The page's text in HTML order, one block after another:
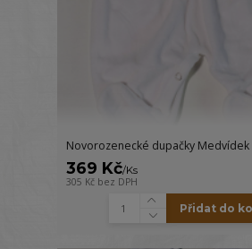
Novorozenecké dupačky Medvídek
369 Kč/Ks
305 Kč bez DPH
Přidat do